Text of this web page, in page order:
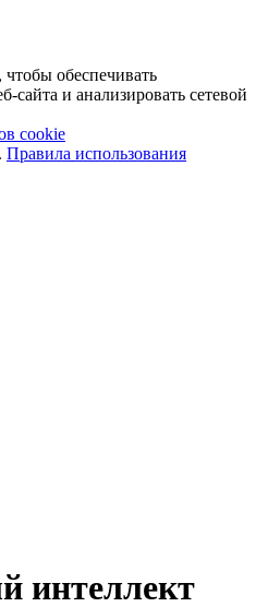
обеспечивать
сайта и анализировать сетевой
cookie
Правила использования
интеллект